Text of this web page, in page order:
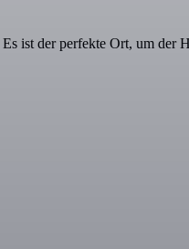
ist der perfekte Ort, um der